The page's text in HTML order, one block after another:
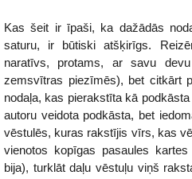
Kas šeit ir īpaši, ka dažādās
saturu, ir būtiski atšķirīgs.
naratīvs, protams, ar savu
zemsvītras piezīmēs), bet citkārt
nodaļa, kas pierakstīta kā
autoru veidota podkāsta, bet
vēstulēs, kuras rakstījis vīrs, kas
vienotos kopīgas pasaules
bija), turklāt daļu vēstuļu viņš